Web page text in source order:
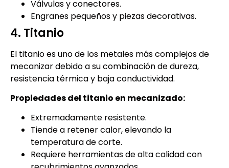
Válvulas y conectores.
Engranes pequeños y piezas decorativas.
4. Titanio
El titanio es uno de los metales más complejos de
mecanizar debido a su combinación de dureza,
resistencia térmica y baja conductividad.
Propiedades del titanio en mecanizado:
Extremadamente resistente.
Tiende a retener calor, elevando la
temperatura de corte.
Requiere herramientas de alta calidad con